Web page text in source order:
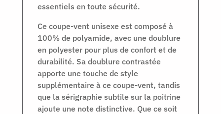
essentiels en toute sécurité.
Ce coupe-vent unisexe est composé à
100% de polyamide, avec une doublure
en polyester pour plus de confort et de
durabilité. Sa doublure contrastée
apporte une touche de style
supplémentaire à ce coupe-vent, tandis
que la sérigraphie subtile sur la poitrine
ajoute une note distinctive. Que ce soit